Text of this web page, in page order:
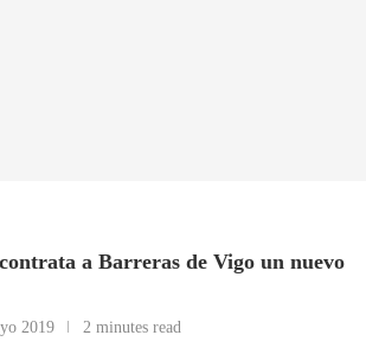
a Barreras de Vigo un nuevo
2019 2 minutes read